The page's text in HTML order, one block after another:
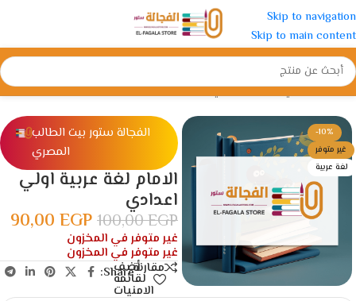
Skip to navigation
Skip to main content
الرئيسية/ازهري/اعدادى ازهري
-10%
غير متوفر
لغة عربية
الفجالة ستور بيت الطالب
المصري
الامام لغة عربية اولي
اعدادي
100,00EGP
90,00 EGP
غير متوفر في المخزون
غير متوفر في المخزون
مقارنةأضف
لقائمة
الامنيات
Share: